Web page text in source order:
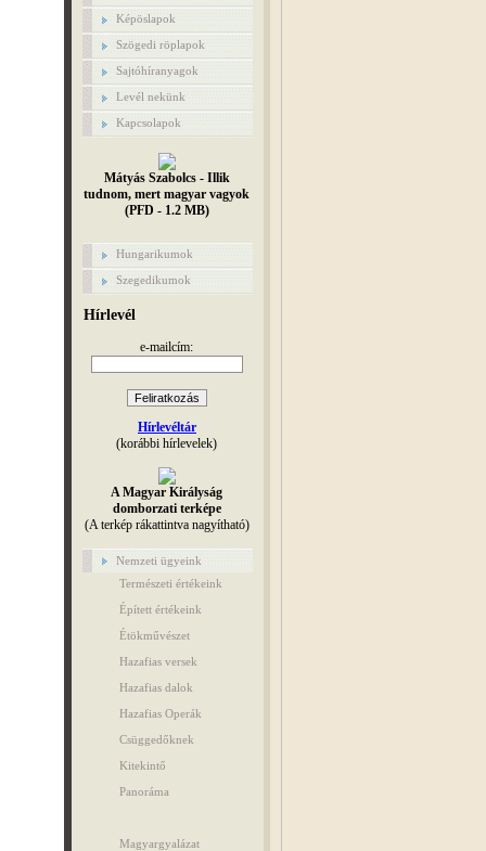
Képöslapok
Szögedi röplapok
Sajtóhíranyagok
Levél nekünk
Kapcsolapok
Mátyás Szabolcs - Illik
tudnom, mert magyar vagyok
(PFD - 1.2 MB)
Hungarikumok
Szegedikumok
Hírlevél
e-mailcím:
Hírlevéltár
(korábbi hírlevelek)
A Magyar Királyság
domborzati terképe
(A terkép rákattintva nagyítható)
Nemzeti ügyeink
Természeti értékeink
Épített értékeink
Étökművészet
Hazafias versek
Hazafias dalok
Hazafias Operák
Csüggedőknek
Kitekintő
Panoráma
Magyargyalázat